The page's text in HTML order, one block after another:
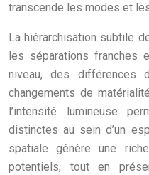
transcende les modes et
La hiérarchisation subtile
les séparations franches
niveau, des différences
changements de
l’intensité lumineuse
distinctes au sein d’un
spatiale génère une
potentiels, tout en